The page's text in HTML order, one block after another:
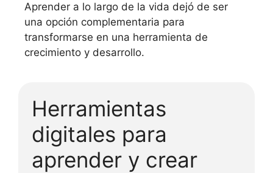
Aprender a lo largo de la vida dejó de ser
una opción complementaria para
transformarse en una herramienta de
crecimiento y desarrollo.
Herramientas
digitales para
aprender y crear